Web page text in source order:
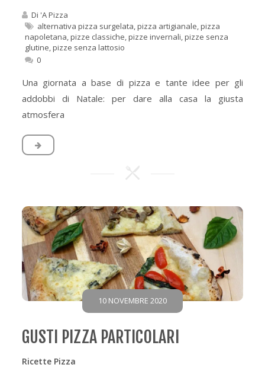
Di 'A Pizza
alternativa pizza surgelata,pizza artigianale,pizza
napoletana,pizze classiche,pizze invernali,pizze senza
glutine,pizze senza lattosio
0
Una giornata a base di pizza e tante idee per gli
addobbi di Natale: per dare alla casa la giusta
atmosfera
10 NOVEMBRE 2020
GUSTI PIZZA PARTICOLARI
Ricette Pizza